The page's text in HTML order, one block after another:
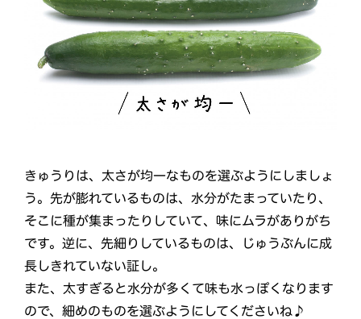
きゅうりは、太さが均一なものを選ぶようにしましょ
う。先が膨れているものは、水分がたまっていたり、
そこに種が集まったりしていて、味にムラがありがち
です。逆に、先細りしているものは、じゅうぶんに成
長しきれていない証し。
また、太すぎると水分が多くて味も水っぽくなります
ので、細めのものを選ぶようにしてくださいね♪